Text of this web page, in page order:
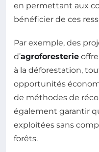
en permettant aux
bénéficier de ces
Par exemple, des
d’agroforesterie
à la déforestation,
opportunités
de méthodes de
également garantir
exploitées sans
forêts.